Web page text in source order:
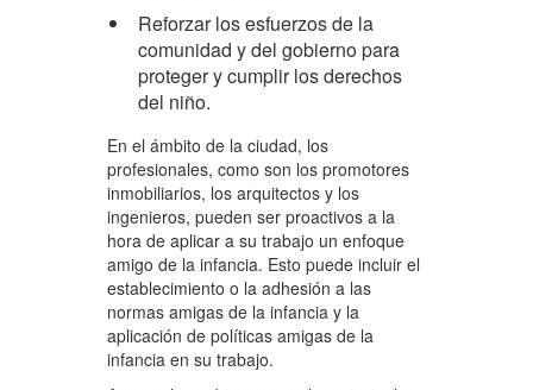
Reforzar los esfuerzos de la
comunidad y del gobierno para
proteger y cumplir los derechos
del niño.
En el ámbito de la ciudad, los
profesionales, como son los promotores
inmobiliarios, los arquitectos y los
ingenieros, pueden ser proactivos a la
hora de aplicar a su trabajo un enfoque
amigo de la infancia. Esto puede incluir el
establecimiento o la adhesión a las
normas amigas de la infancia y la
aplicación de políticas amigas de la
infancia en su trabajo.